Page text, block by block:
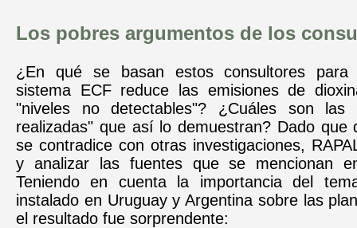
Los pobres argumentos de los
¿En qué se basan estos consultores
sistema ECF reduce las emisiones de
"niveles no detectables"? ¿Cuáles son las
realizadas" que así lo demuestran? Dado que
se contradice con otras investigaciones,
y analizar las fuentes que se mencionan
Teniendo en cuenta la importancia del
instalado en Uruguay y Argentina sobre las
el resultado fue sorprendente: